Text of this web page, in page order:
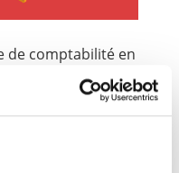
de comptabilité en
Site e-commerce
en ligne